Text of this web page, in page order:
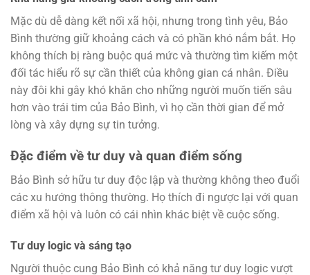
Mặc dù dễ dàng kết nối xã hội, nhưng trong tình yêu, Bảo
Bình thường giữ khoảng cách và có phần khó nắm bắt. Họ
không thích bị ràng buộc quá mức và thường tìm kiếm một
đối tác hiểu rõ sự cần thiết của không gian cá nhân. Điều
này đôi khi gây khó khăn cho những người muốn tiến sâu
hơn vào trái tim của Bảo Bình, vì họ cần thời gian để mở
lòng và xây dựng sự tin tưởng.
Đặc điểm về tư duy và quan điểm sống
Bảo Bình sở hữu tư duy độc lập và thường không theo đuổi
các xu hướng thông thường. Họ thích đi ngược lại với quan
điểm xã hội và luôn có cái nhìn khác biệt về cuộc sống.
Tư duy logic và sáng tạo
Người thuộc cung Bảo Bình có khả năng tư duy logic vượt